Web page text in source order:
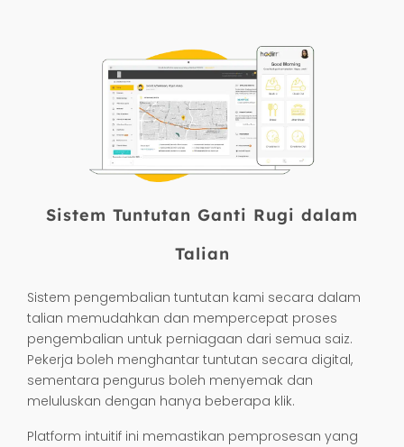
Sistem Tuntutan Ganti Rugi dalam
Talian
Sistem pengembalian tuntutan kami secara dalam
talian memudahkan dan mempercepat proses
pengembalian untuk perniagaan dari semua saiz.
Pekerja boleh menghantar tuntutan secara digital,
sementara pengurus boleh menyemak dan
meluluskan dengan hanya beberapa klik.
Platform intuitif ini memastikan pemprosesan yang